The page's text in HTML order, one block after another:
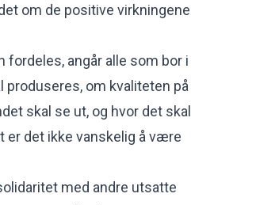
om de positive virkningene
fordeles, angår alle som bor i
produseres, om kvaliteten på
skal se ut, og hvor det skal
er det ikke vanskelig å være
med andre utsatte